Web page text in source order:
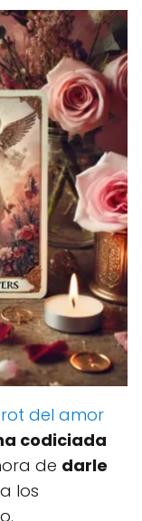
del amor
codiciada
de darle
los